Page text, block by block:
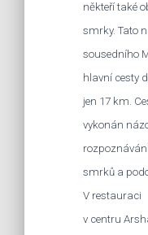
někteří také
smrky. Tato
sousedního
hlavní cesty
jen 17 km.
vykonán
smrků a
V restauraci
v centru